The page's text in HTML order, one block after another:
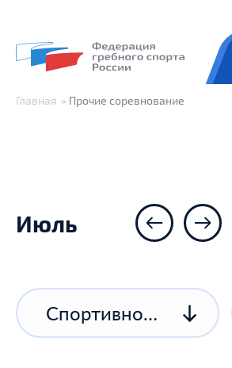
Главная Прочие соревнование
Июль
Спортивное соревнование спортивной организации